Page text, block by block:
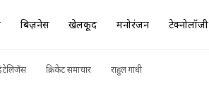
बिज़नेस खेलकूद मनोरंजन टेक्नोलॉजी
क्रिकेट समाचार राहुल गांधी